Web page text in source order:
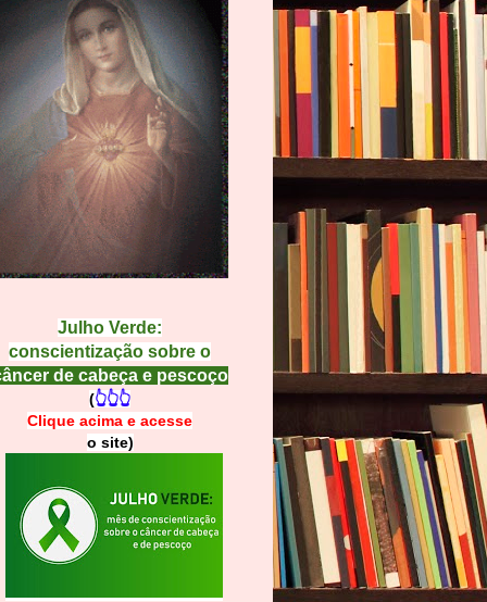
Julho Verde:
conscientização sobre o
de cabeça e pescoço
(👆👆👆
Clique acima e acesse
o site)